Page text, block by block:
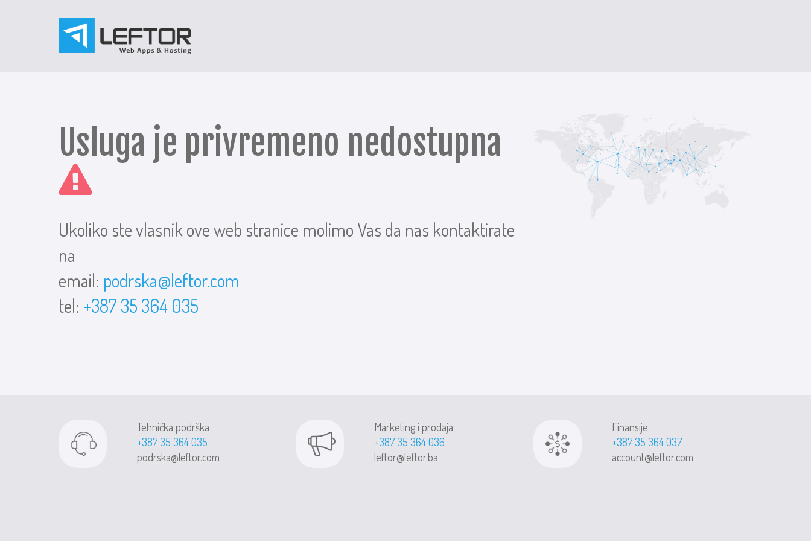
Usluga je privremeno nedostupna
Ukoliko ste vlasnik ove web stranice molimo Vas da nas kontaktirate
na
email: podrska@leftor.com
tel: +387 35 364 035
Tehnička podrška
+387 35 364 035
podrska@leftor.com
Marketing i prodaja
+387 35 364 036
leftor@leftor.ba
Finansije
+387 35 364 037
account@leftor.com